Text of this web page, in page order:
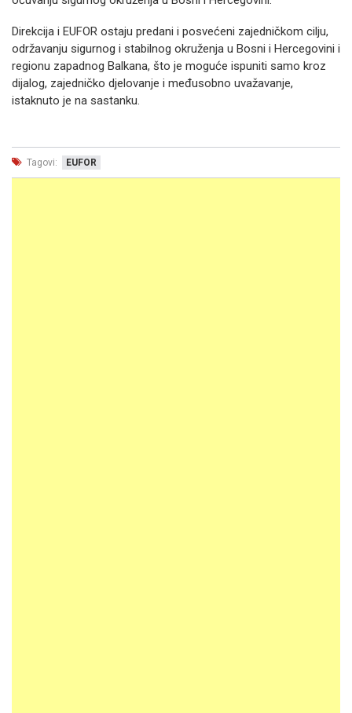
Direkcija i EUFOR ostaju predani i posvećeni zajedničkom cilju,
održavanju sigurnog i stabilnog okruženja u Bosni i Hercegovini i
regionu zapadnog Balkana, što je moguće ispuniti samo kroz
dijalog, zajedničko djelovanje i međusobno uvažavanje,
istaknuto je na sastanku.
Tagovi: EUFOR